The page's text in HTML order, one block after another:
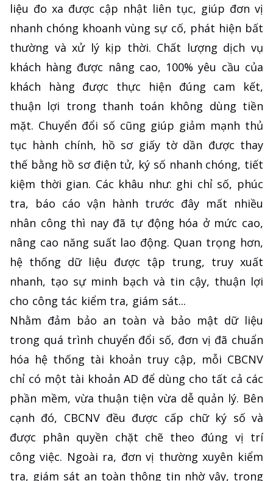
liệu đo xa được cập nhật liên tục, giúp đơn vị
nhanh chóng khoanh vùng sự cố, phát hiện bất
thường và xử lý kịp thời. Chất lượng dịch vụ
khách hàng được nâng cao, 100% yêu cầu của
khách hàng được thực hiện đúng cam kết,
thuận lợi trong thanh toán không dùng tiền
mặt. Chuyển đổi số cũng giúp giảm mạnh thủ
tục hành chính, hồ sơ giấy tờ dần được thay
thế bằng hồ sơ điện tử, ký số nhanh chóng, tiết
kiệm thời gian. Các khâu như: ghi chỉ số, phúc
tra, báo cáo vận hành trước đây mất nhiều
nhân công thì nay đã tự động hóa ở mức cao,
nâng cao năng suất lao động. Quan trọng hơn,
hệ thống dữ liệu được tập trung, truy xuất
nhanh, tạo sự minh bạch và tin cậy, thuận lợi
cho công tác kiểm tra, giám sát...
Nhằm đảm bảo an toàn và bảo mật dữ liệu
trong quá trình chuyển đổi số, đơn vị đã chuẩn
hóa hệ thống tài khoản truy cập, mỗi CBCNV
chỉ có một tài khoản AD để dùng cho tất cả các
phần mềm, vừa thuận tiện vừa dễ quản lý. Bên
cạnh đó, CBCNV đều được cấp chữ ký số và
được phân quyền chặt chẽ theo đúng vị trí
công việc. Ngoài ra, đơn vị thường xuyên kiểm
tra, giám sát an toàn thông tin nhờ vậy, trong